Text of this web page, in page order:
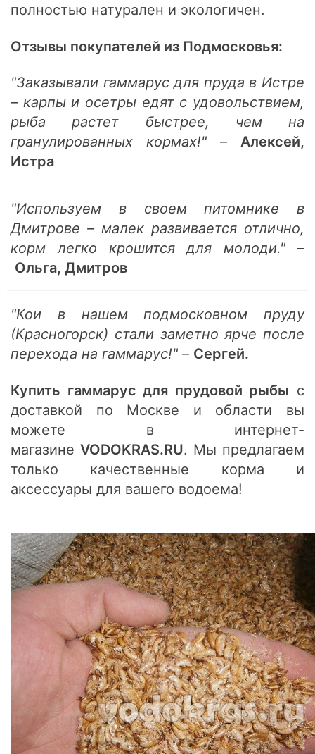
полностью натурален и экологичен.
Отзывы покупателей из Подмосковья:
"Заказывали гаммарус для пруда в Истре
– карпы и осетры едят с удовольствием,
рыба растет быстрее, чем на
гранулированных кормах!" – Алексей,
Истра
"Используем в своем питомнике в
Дмитрове – малек развивается отлично,
корм легко крошится для молоди." –
Ольга, Дмитров
"Кои в нашем подмосковном пруду
(Красногорск) стали заметно ярче после
перехода на гаммарус!" – Сергей.
Купить гаммарус для прудовой рыбы с
доставкой по Москве и области вы
можете в интернет-
магазине VODOKRAS.RU. Мы предлагаем
только качественные корма и
аксессуары для вашего водоема!